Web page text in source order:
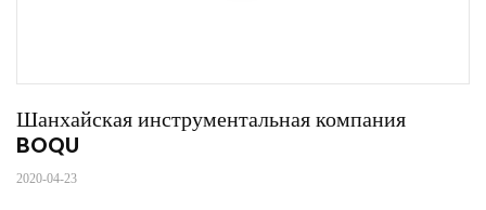
Шанхайская инструментальная компания
BOQU
2020-04-23